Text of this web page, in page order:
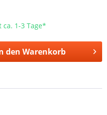
1-3 Tage*
den Warenkorb